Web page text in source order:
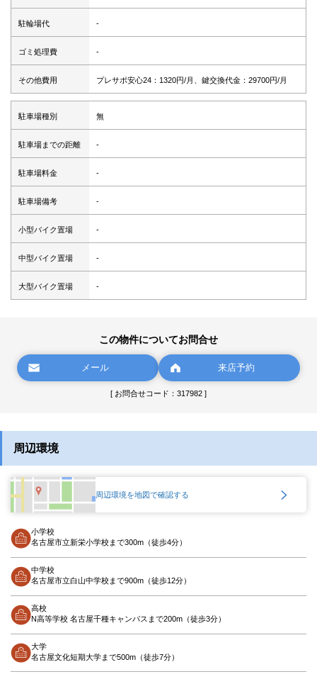
駐輪場代 -
ゴミ処理費 -
その他費用 プレサポ安心24：1320円/月、鍵交換代金：29700円/月
駐車場種別 無
駐車場までの距離 -
駐車場料金 -
駐車場備考 -
小型バイク置場 -
中型バイク置場 -
大型バイク置場 -
この物件についてお問合せ
メール 来店予約
[ お問合せコード：317982 ]
周辺環境
周辺環境を地図で確認する
小学校
名古屋市立新栄小学校まで300m（徒歩4分）
中学校
名古屋市立白山中学校まで900m（徒歩12分）
高校
N高等学校 名古屋千種キャンパスまで200m（徒歩3分）
大学
名古屋文化短期大学まで500m（徒歩7分）